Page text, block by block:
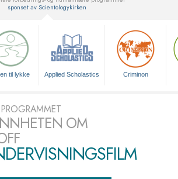
sponset av Scientologykirken
til lykke Applied Scholastics Criminon
OM